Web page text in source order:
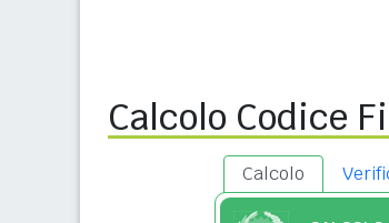
Calcolo Codice
Calcolo